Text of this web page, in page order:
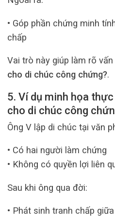
• Góp phần chứng minh
chấp
Vai trò này giúp làm rõ vấn
cho di chúc công chứng?.
5. Ví dụ minh họa
cho di chúc công
Ông V lập di chúc tại văn
• Có hai người làm chứng
• Không có quyền lợi liên
Sau khi ông qua đời:
• Phát sinh tranh chấp